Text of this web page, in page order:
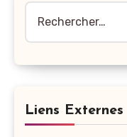
Liens Externes